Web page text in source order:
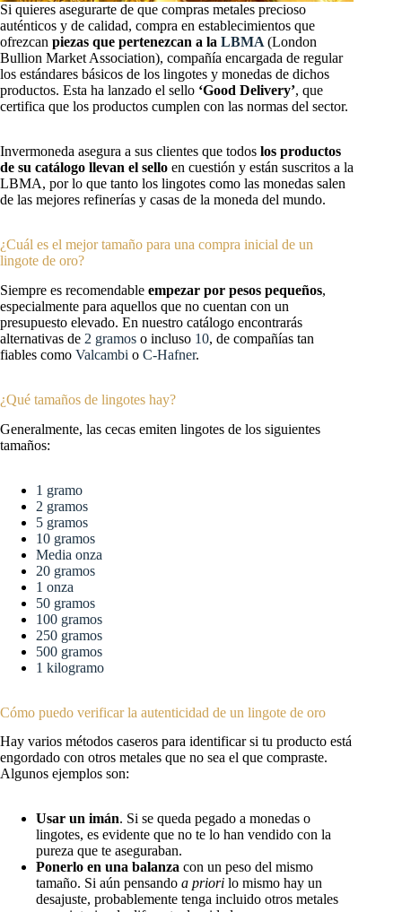
Si quieres asegurarte de que compras metales precioso
auténticos y de calidad, compra en establecimientos que
ofrezcan piezas que pertenezcan a la LBMA (London
Bullion Market Association), compañía encargada de regular
los estándares básicos de los lingotes y monedas de dichos
productos. Esta ha lanzado el sello ‘Good Delivery’, que
certifica que los productos cumplen con las normas del sector.
Invermoneda asegura a sus clientes que todos los productos
de su catálogo llevan el sello en cuestión y están suscritos a la
LBMA, por lo que tanto los lingotes como las monedas salen
de las mejores refinerías y casas de la moneda del mundo.
¿Cuál es el mejor tamaño para una compra inicial de un
lingote de oro?
Siempre es recomendable empezar por pesos pequeños,
especialmente para aquellos que no cuentan con un
presupuesto elevado. En nuestro catálogo encontrarás
alternativas de 2 gramos o incluso 10, de compañías tan
fiables como Valcambi o C-Hafner.
¿Qué tamaños de lingotes hay?
Generalmente, las cecas emiten lingotes de los siguientes
tamaños:
1 gramo
2 gramos
5 gramos
10 gramos
Media onza
20 gramos
1 onza
50 gramos
100 gramos
250 gramos
500 gramos
1 kilogramo
Cómo puedo verificar la autenticidad de un lingote de oro
Hay varios métodos caseros para identificar si tu producto está
engordado con otros metales que no sea el que compraste.
Algunos ejemplos son:
Usar un imán. Si se queda pegado a monedas o
lingotes, es evidente que no te lo han vendido con la
pureza que te aseguraban.
Ponerlo en una balanza con un peso del mismo
tamaño. Si aún pensando a priori lo mismo hay un
desajuste, probablemente tenga incluido otros metales